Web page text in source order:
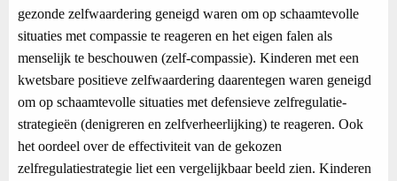
gezonde zelfwaardering geneigd waren om op schaamtevolle
situaties met compassie te reageren en het eigen falen als
menselijk te beschouwen (zelf-compassie). Kinderen met een
kwetsbare positieve zelfwaardering daarentegen waren geneigd
om op schaamtevolle situaties met defensieve zelfregulatie-
strategieën (denigreren en zelfverheerlijking) te reageren. Ook
het oordeel over de effectiviteit van de gekozen
zelfregulatiestrategie liet een vergelijkbaar beeld zien. Kinderen